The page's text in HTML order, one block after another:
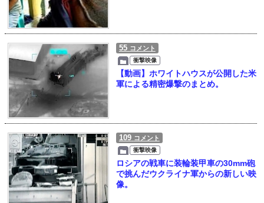
55 コメント
衝撃映像
【動画】ホワイトハウスが公開した米
軍による精密爆撃のまとめ。
109 コメント
衝撃映像
ロシアの戦車に装輪装甲車の30mm砲
で挑んだウクライナ軍からの新しい映
像。